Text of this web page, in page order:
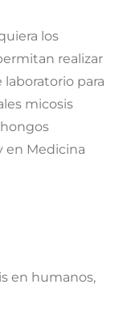
los
realizar
para
micosis
en Medicina
en humanos,